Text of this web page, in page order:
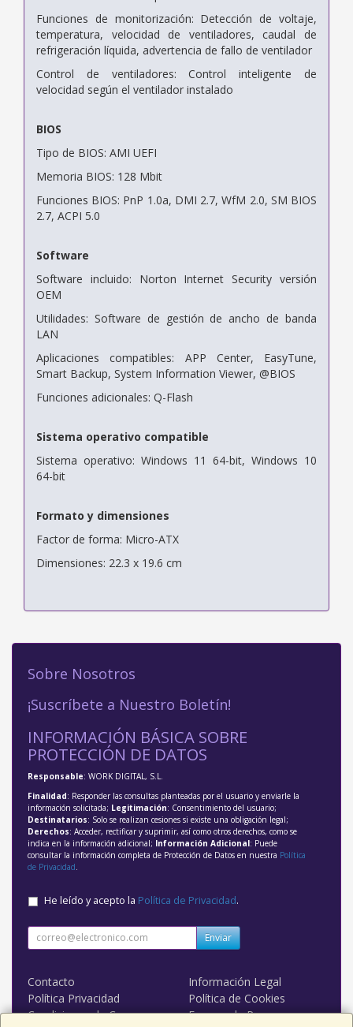
Funciones de monitorización: Detección de voltaje,
temperatura, velocidad de ventiladores, caudal de
refrigeración líquida, advertencia de fallo de ventilador
Control de ventiladores: Control inteligente de
velocidad según el ventilador instalado
BIOS
Tipo de BIOS: AMI UEFI
Memoria BIOS: 128 Mbit
Funciones BIOS: PnP 1.0a, DMI 2.7, WfM 2.0, SM BIOS
2.7, ACPI 5.0
Software
Software incluido: Norton Internet Security versión
OEM
Utilidades: Software de gestión de ancho de banda
LAN
Aplicaciones compatibles: APP Center, EasyTune,
Smart Backup, System Information Viewer, @BIOS
Funciones adicionales: Q-Flash
Sistema operativo compatible
Sistema operativo: Windows 11 64-bit, Windows 10
64-bit
Formato y dimensiones
Factor de forma: Micro-ATX
Dimensiones: 22.3 x 19.6 cm
Sobre Nosotros
¡Suscríbete a Nuestro Boletín!
INFORMACIÓN BÁSICA SOBRE
PROTECCIÓN DE DATOS
Responsable: WORK DIGITAL, S.L.
Finalidad: Responder las consultas planteadas por el usuario y enviarle la
información solicitada; Legitimación: Consentimiento del usuario;
Destinatarios: Solo se realizan cesiones si existe una obligación legal;
Derechos: Acceder, rectificar y suprimir, así como otros derechos, como se
indica en la información adicional; Información Adicional: Puede
consultar la información completa de Protección de Datos en nuestra Política
de Privacidad
He leído y acepto la Política de Privacidad.
Enviar
Contacto
Información Legal
Política Privacidad
Política de Cookies
Condiciones de Compra
Formas de Pago